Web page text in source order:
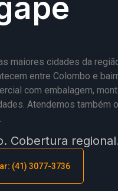
maiores cidades da
entre Colombo e
com embalagem,
Atendemos também
Cobertura
(41) 3077-3736